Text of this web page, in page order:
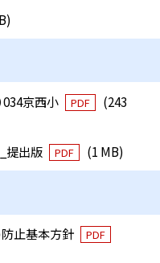
034京西小 PDF
(243
提出版
PDF (1 MB)
止基本方針 PDF